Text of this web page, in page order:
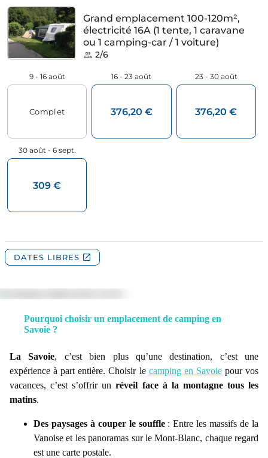
Pourquoi choisir un emplacement de camping en
Savoie ?
La Savoie, c’est bien plus qu’une destination, c’est une
expérience à part entière. Choisir le camping en Savoiepour vos
vacances, c’est s’offrir unréveil face à la montagne tous les
matins.
Des paysages à couper le souffle: Entre les massifs de la
Vanoise et les panoramas sur le Mont-Blanc, chaque regard
est une carte postale.